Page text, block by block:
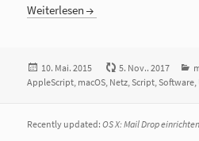
Weiterlesen
Veröffentlicht
am
10. Mai. 2015 5. Nov.. 2017
AppleScript macOS Netz ,Script ,Software
Recently updated:OS X: Mail Drop einrichten